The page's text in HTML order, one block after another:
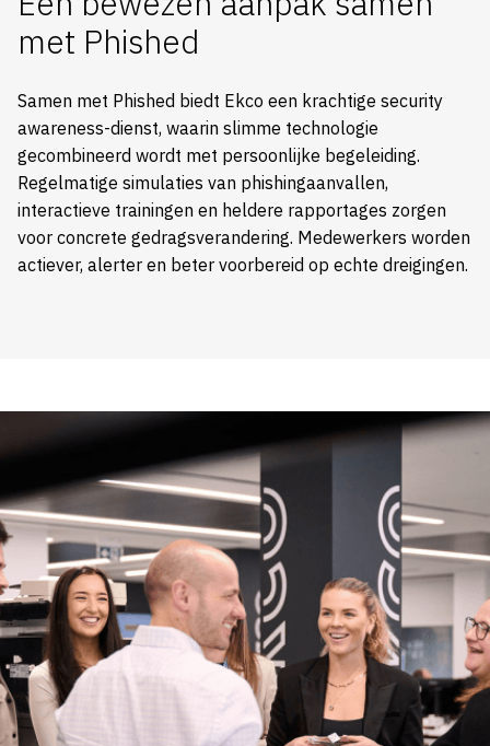
met Phished
Samen met Phished biedt Ekco een krachtige security
awareness-dienst, waarin slimme technologie
gecombineerd wordt met persoonlijke begeleiding.
Regelmatige simulaties van phishingaanvallen,
interactieve trainingen en heldere rapportages zorgen
voor concrete gedragsverandering. Medewerkers worden
actiever, alerter en beter voorbereid op echte dreigingen.